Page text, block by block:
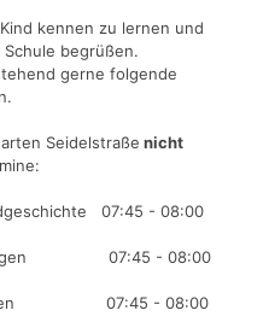
kennen zu lernen und
begrüßen.
gerne folgende
Seidelstraße nicht
07:45 - 08:00
07:45 - 08:00
07:45 - 08:00